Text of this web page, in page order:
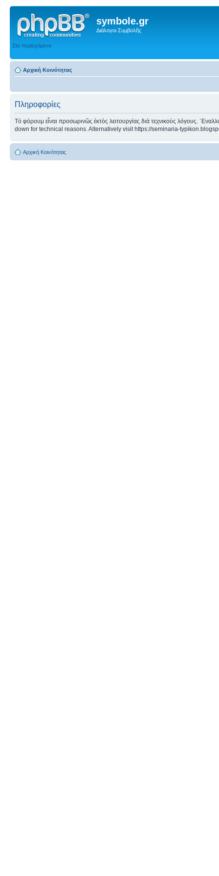
symbole.gr
Διάλογοι Συμβολῆς
Στο περιεχόμενο
Αρχική Κοινότητας
Πληροφορίες
Τὸ φόρουμ εἶναι προσωρινῶς ἐκτὸς λειτουργίας διὰ τεχνικοὺς λόγους.
down for technical reasons. Alternatively visit https://seminaria-
Αρχική Κοινότητας